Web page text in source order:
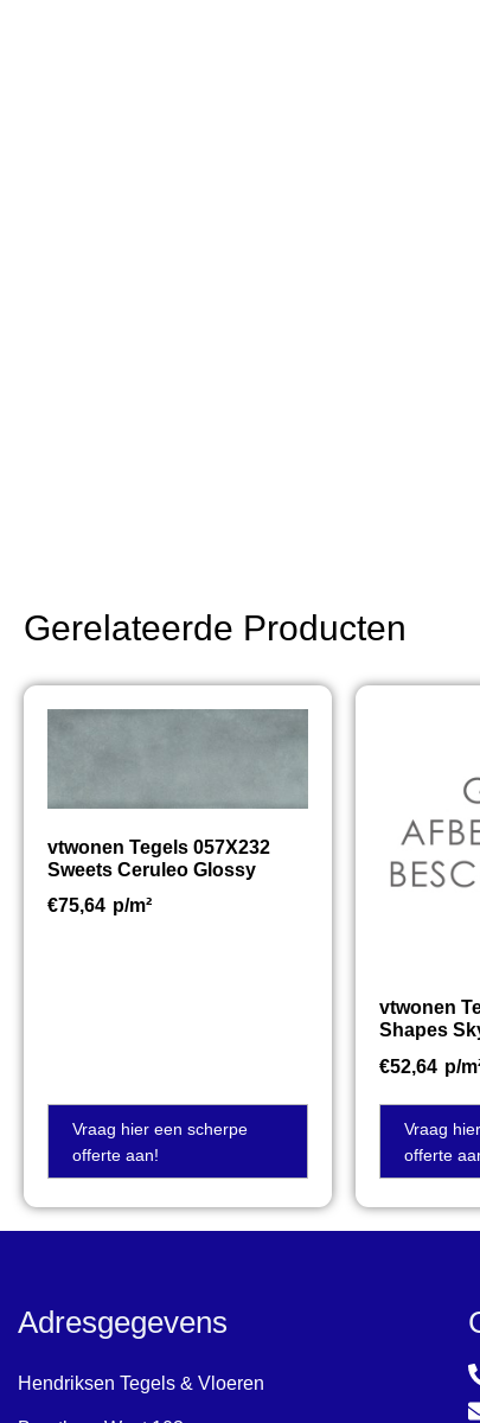
Gerelateerde Producten
vtwonen Tegels 057X232
Sweets Ceruleo Glossy
€75,64 p/m²
Vraag hier een scherpe
offerte aan!
vtwonen
Shapes
€52,64 p/
Vraag
offerte
Adresgegevens
Hendriksen Tegels & Vloeren